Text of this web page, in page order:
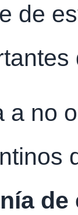
de
a no